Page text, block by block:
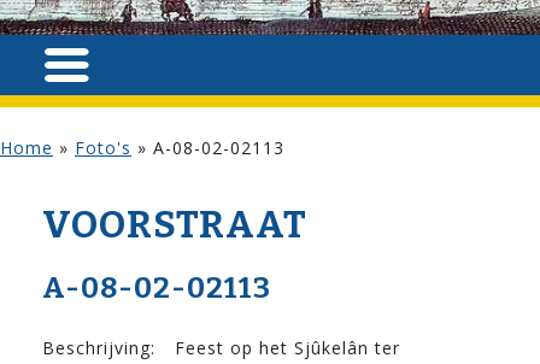
Home » Foto's » A-08-02-02113
VOOR­STRAAT
A-08-02-02113
Beschrijving:
Feest op het Sjûkelân ter